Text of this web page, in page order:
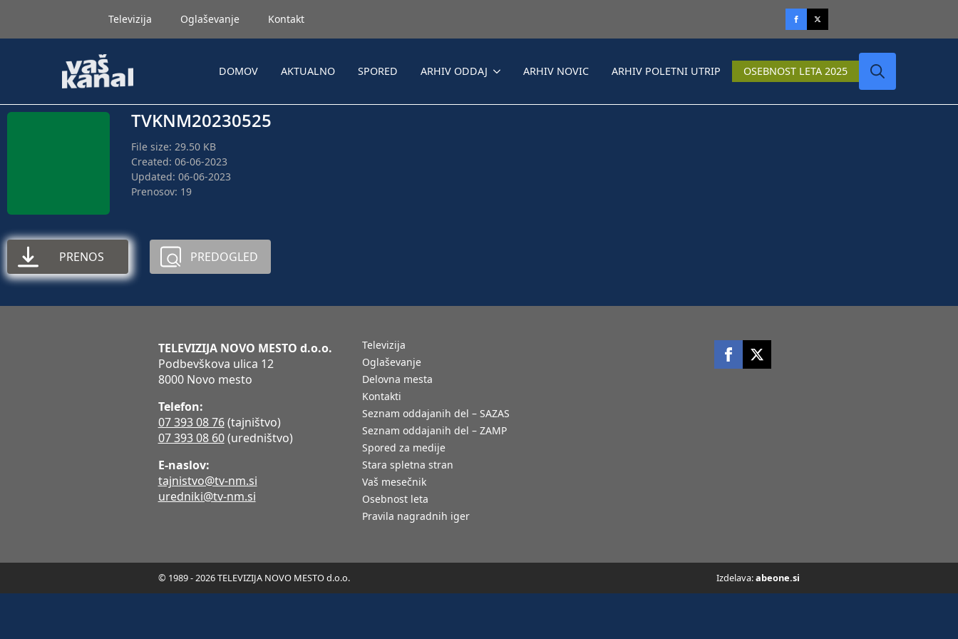
Televizija Oglaševanje Kontakt
DOMOV AKTUALNO SPORED ARHIV ODDAJ ARHIV NOVIC ARHIV POLETNI UTRIP OSEBNOST LETA 2025
TVKNM20230525
File size: 29.50 KB
Created: 06-06-2023
Updated: 06-06-2023
Prenosov: 19
PRENOS PREDOGLED
TELEVIZIJA NOVO MESTO d.o.o.
Podbevškova ulica 12
8000 Novo mesto
Telefon:
07 393 08 76(tajništvo)
07 393 08 60(uredništvo)
E-naslov:
tajnistvo@tv-nm.si
uredniki@tv-nm.si
Televizija
Oglaševanje
Delovna mesta
Kontakti
Seznam oddajanih del – SAZAS
Seznam oddajanih del – ZAMP
Spored za medije
Stara spletna stran
Vaš mesečnik
Osebnost leta
Pravila nagradnih iger
© 1989 - 2026 TELEVIZIJA NOVO MESTO d.o.o. Izdelava:abeone.si